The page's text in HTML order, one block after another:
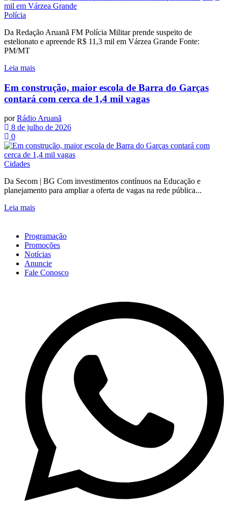
Polícia
Da Redação Aruanã FM Polícia Militar prende suspeito de
estelionato e apreende R$ 11,3 mil em Várzea Grande Fonte:
PM/MT
Leia mais
Em construção, maior escola de Barra do Garças
contará com cerca de 1,4 mil vagas
por Rádio Aruanã
8 de julho de 2026
0
Cidades
Da Secom | BG Com investimentos contínuos na Educação e
planejamento para ampliar a oferta de vagas na rede pública...
Leia mais
Programação
Promoções
Notícias
Anuncie
Fale Conosco